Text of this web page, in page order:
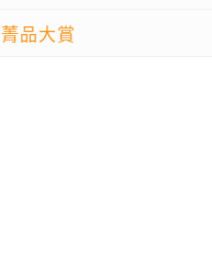
菁品大賞